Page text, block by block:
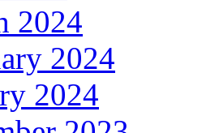
2024
2024
2024